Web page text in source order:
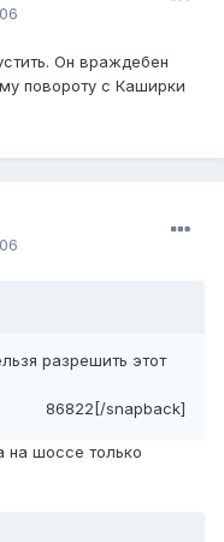
Он враждебен
повороту с Каширки
разрешить этот
86822[/snapback]
на шоссе только